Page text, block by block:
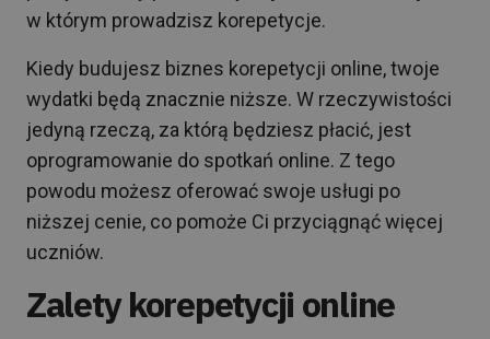
w którym prowadzisz korepetycje.
Kiedy budujesz biznes korepetycji online, twoje
wydatki będą znacznie niższe. W rzeczywistości
jedyną rzeczą, za którą będziesz płacić, jest
oprogramowanie do spotkań online. Z tego
powodu możesz oferować swoje usługi po
niższej cenie, co pomoże Ci przyciągnąć więcej
uczniów.
Zalety korepetycji online